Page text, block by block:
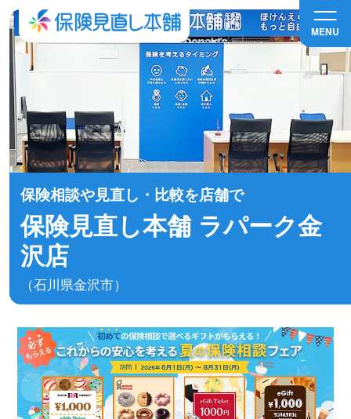
MENU
保険相談や見直し・比較を店舗で
保険見直し本舗 ラパーク金
沢店
（石川県金沢市）